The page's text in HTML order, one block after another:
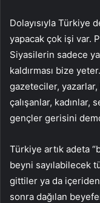
Dolayısıyla Türkiye
yapacak çok işi var.
Siyasilerin sadece
kaldırması bize
gazeteciler,
çalışanlar, kadınlar,
gençler gerisini
Türkiye artık adeta
beyni sayılabilecek
gittiler ya da
sonra dağılan